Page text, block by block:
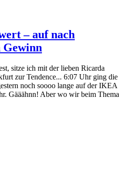
– auf nach
sitze ich mit der lieben Ricarda
zur Tendence... 6:07 Uhr ging die
noch soooo lange auf der IKEA
Gääähnn! Aber wo wir beim Thema